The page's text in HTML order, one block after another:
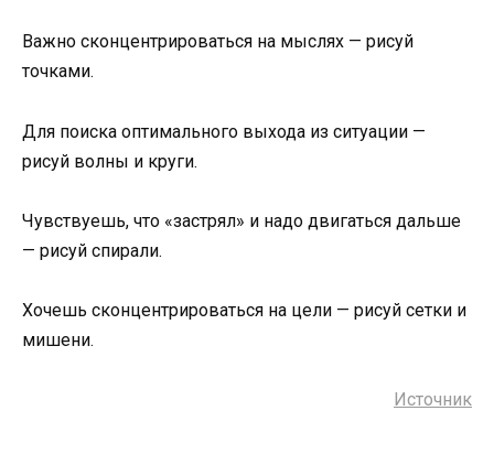
Важно сконцентрироваться на мыслях — рисуй
точками.
Для поиска оптимального выхода из ситуации —
рисуй волны и круги.
Чувствуешь, что «застрял» и надо двигаться дальше
— рисуй спирали.
Хочешь сконцентрироваться на цели — рисуй сетки и
мишени.
Источник